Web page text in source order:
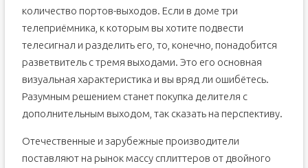
количество портов-выходов. Если в доме три
телеприёмника, к которым вы хотите подвести
телесигнал и разделить его, то, конечно, понадобится
разветвитель с тремя выходами. Это его основная
визуальная характеристика и вы вряд ли ошибётесь.
Разумным решением станет покупка делителя с
дополнительным выходом, так сказать на перспективу.
Отечественные и зарубежные производители
поставляют на рынок массу сплиттеров от двойного